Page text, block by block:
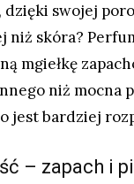
dzięki swojej
niż skóra?
mgiełkę
niż
jest bardziej
– zapach i